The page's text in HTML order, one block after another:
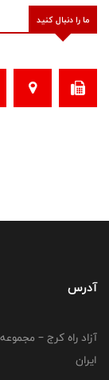
ما را دنبال کنید
آدرس
آزاد راه کرج –
ایران